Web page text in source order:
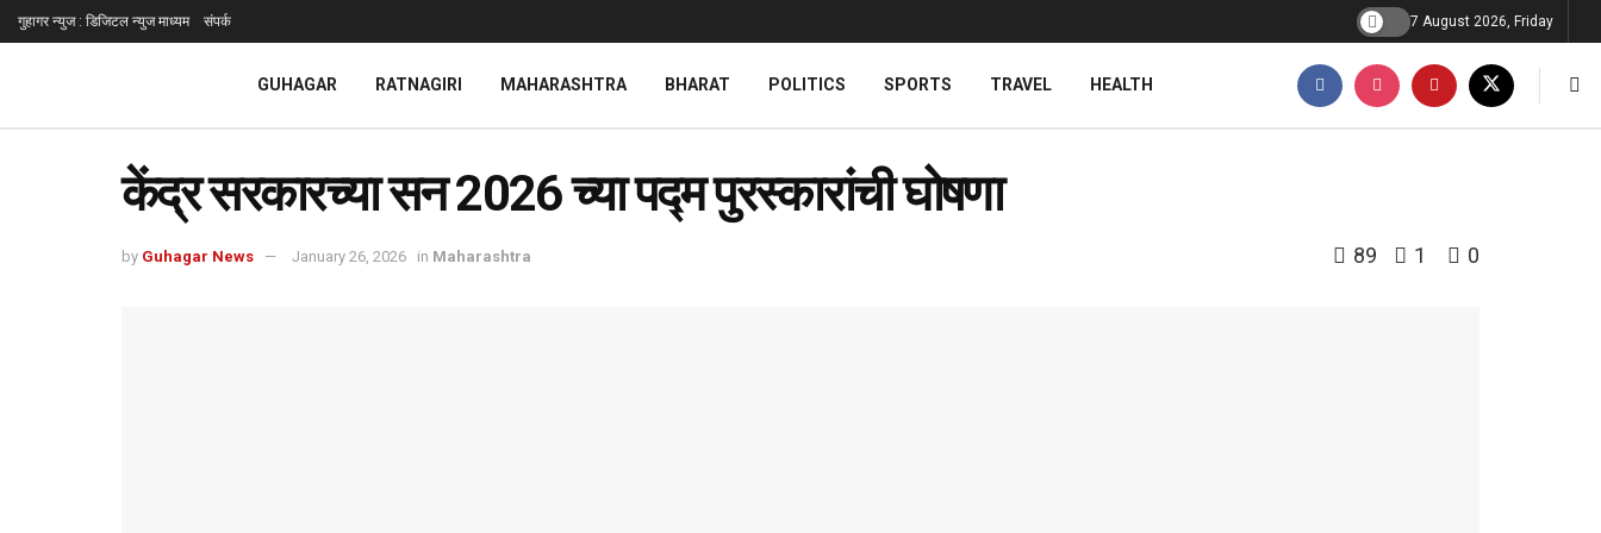
गुहागर न्युज : डिजिटल न्युज माध्यम संपर्क 7 August 2026, Friday
GUHAGAR RATNAGIRI MAHARASHTRA BHARAT POLITICS SPORTS TRAVEL HEALTH
केंद्र सरकारच्या सन 2026 च्या पद्म पुरस्कारांची घोषणा
by Guhagar News January 26, 2026 in Maharashtra 89 1 0